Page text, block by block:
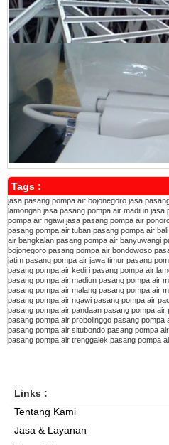
Tags :
jasa pasang pompa air bojonegoro jasa
lamongan jasa pasang pompa air madiun jasa
pompa air ngawi jasa pasang pompa air
pasang pompa air tuban pasang pompa air bali
air bangkalan pasang pompa air banyuwangi
bojonegoro pasang pompa air bondowoso
jatim pasang pompa air jawa timur pasang
pasang pompa air kediri pasang pompa air
pasang pompa air madiun pasang pompa air
pasang pompa air malang pasang pompa air
pasang pompa air ngawi pasang pompa air
pasang pompa air pandaan pasang pompa air
pasang pompa air probolinggo pasang pompa
pasang pompa air situbondo pasang pompa
pasang pompa air trenggalek pasang pompa
Links :
Tentang Kami
Jasa & Layanan